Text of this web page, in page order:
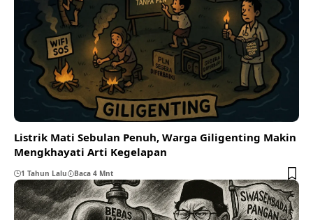
Listrik Mati Sebulan Penuh, Warga Giligenting Makin
Mengkhayati Arti Kegelapan
1 Tahun Lalu Baca 4 Mnt